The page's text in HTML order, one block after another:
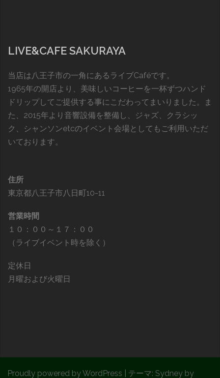
LIVE&CAFE SAKURAYA
当店は八王子市の一角にあるライブCaféです。
1965年の開店より、美味しいコーヒーを一杯ずつハンド
ドリップしてご提供する事にこだわってまいりました。ま
た、2015年より音響設備を整備し、ジャズ、クラシッ
ク、シャンソンetcのイベント会場としてもご利用いただ
いております。
住所
東京都八王子市八日町10-11
営業時間
１０：００～１７：００
（ライブイベント時を除く）
定休日
月曜および火曜日
Proudly powered by WordPress テーマ: Sydney by